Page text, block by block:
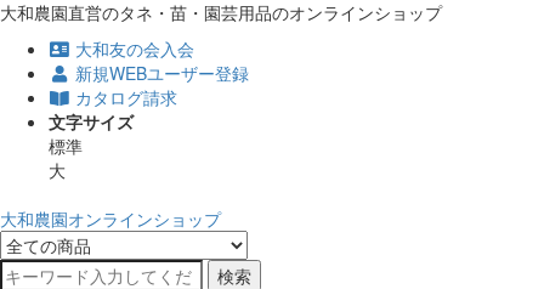
大和農園直営のタネ・苗・園芸用品のオンラインショップ
大和友の会入会
新規WEBユーザー登録
カタログ請求
文字サイズ
標準
大
大和農園オンラインショップ
検索